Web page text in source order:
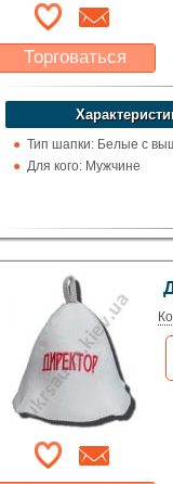
Торговаться
Какая цена Вас
устроит?
Указать цену
Тип шапки: Белые с
Для кого: Мужчине